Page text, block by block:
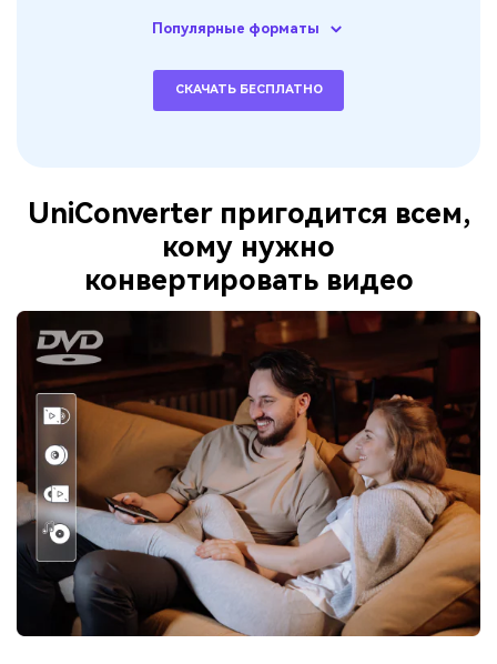
Популярные форматы
СКАЧАТЬ БЕСПЛАТНО
UniConverter пригодится всем,
кому нужно
конвертировать видео